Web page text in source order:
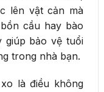
lên vật cản mà
cầu hay bào
giúp bảo vệ tuổi
trong nhà bạn.
là điều không